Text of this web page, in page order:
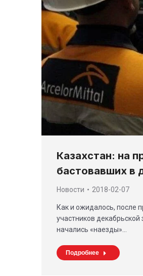
Казахстан: на
бастовавших в
Новости 2018-02-07
Как и ожидалось, после
участников
начались «наезды»…
Подробнее